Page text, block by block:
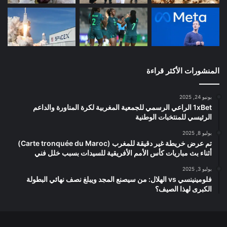
المنشورات الأكثر قراءة
يونيو 24, 2025
1xBet الراعي الرسمي للجمعية المغربية لكرة المناورة والداعم
الرئيسي للمنتخبات الوطنية
يوليو 8, 2025
تم عرض خريطة غير دقيقة للمغرب (Carte tronquée du Maroc)
أثناء بث مباريات كأس الأمم الأفريقية للسيدات بسبب خلل فني
يوليو 3, 2025
فلومينينسي vs الهلال: من سيصنع المجد ويبلغ نصف نهائي البطولة
الكبرى لهذا الصيف؟